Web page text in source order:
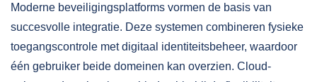
Moderne beveiligingsplatforms vormen de basis van
succesvolle integratie. Deze systemen combineren fysieke
toegangscontrole met digitaal identiteitsbeheer, waardoor
één gebruiker beide domeinen kan overzien. Cloud-